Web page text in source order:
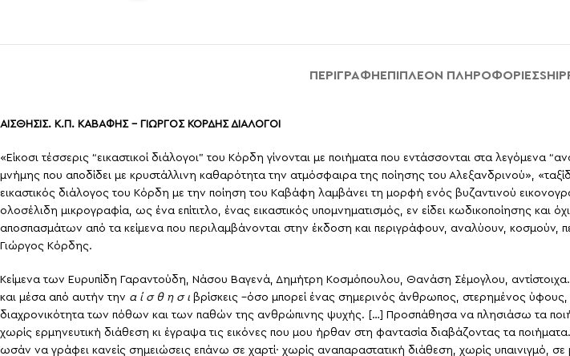
ΠΕΡΙΓΡΑΦΉΕΠΙΠΛΈΟΝ ΠΛΗΡΟΦΟΡΊΕΣ
ΑΙΣΘΗΣΙΣ. Κ.Π. ΚΑΒΑΦΗΣ – ΓΙΩΡΓΟΣ ΚΟΡΔΗΣ ΔΙΑΛΟΓΟΙ
«Είκοσι τέσσερις “εικαστικοί διάλογοι” του Κόρδη γίνονται με ποιήματα που εντάσσονται στα
μνήμης που αποδίδει με κρυστάλλινη καθαρότητα την ατμόσφαιρα της ποίησης του Αλεξανδρινού»,
εικαστικός διάλογος του Κόρδη με την ποίηση του Καβάφη λαμβάνει τη μορφή ενός βυζαντινού
ολοσέλιδη μικρογραφία, ως ένα επίτιτλο, ένας εικαστικός υπομνηματισμός, εν είδει κωδικοποίησης και
αποσπασμάτων από τα κείμενα που περιλαμβάνονται στην έκδοση και περιγράφουν, αναλύουν, κοσμούν,
Γιώργος Κόρδης.
Κείμενα των Ευρυπίδη Γαραντούδη, Νάσου Βαγενά, Δημήτρη Κοσμόπουλου, Θανάση Σέμογλου,
και μέσα από αυτήν την α ί σ θ η σ ι βρίσκεις –όσο μπορεί ένας σημερινός άνθρωπος, στερημένος
διαχρονικότητα των πόθων και των παθών της ανθρώπινης ψυχής. […] Προσπάθησα να πλησιάσω τα
χωρίς ερμηνευτική διάθεση κι έγραψα τις εικόνες που μου ήρθαν στη φαντασία διαβάζοντας τα
ωσάν να γράφει κανείς σημειώσεις επάνω σε χαρτί· χωρίς αναπαραστατική διάθεση, χωρίς υπαινιγμό,